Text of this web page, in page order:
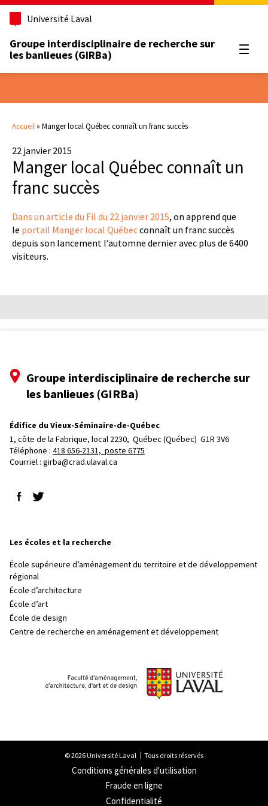
Université Laval
Groupe interdisciplinaire de recherche sur
les banlieues (GIRBa)
Accueil » Manger local Québec connaît un franc succès
22 janvier 2015
Manger local Québec connaît un
franc succès
Dans un article du Fil du 22 janvier 2015, on apprend que
le portail Manger local Québecconnaît un franc succès
depuis son lancement l’automne dernier avec plus de 6400
visiteurs.
Groupe interdisciplinaire de recherche sur
les banlieues (GIRBa)
Édifice du Vieux-Séminaire-de-Québec
1, côte de la Fabrique, local 2230, Québec (Québec)  G1R 3V6
Téléphone : 418 656-2131, poste 6775
Courriel : girba@crad.ulaval.ca
Suivez-nous sur Facebook
Suivez-nous sur Twitter
Les écoles et la recherche
École supérieure d’aménagement du territoire et de développement
régional
École d’architecture
École d’art
École de design
Centre de recherche en aménagement et développement
© 2026 Université Laval Tous droits réservés
Conditions générales d'utilisation
Fraude en ligne
Confidentialité